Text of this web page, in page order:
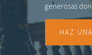
generosas
HAZ